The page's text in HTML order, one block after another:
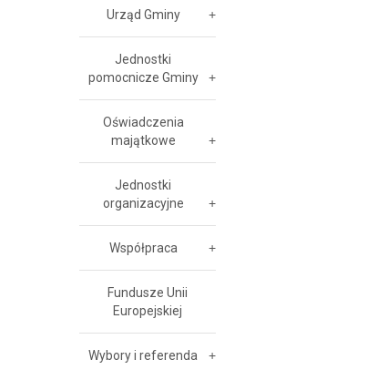
Urząd Gminy
Jednostki
pomocnicze Gminy
Oświadczenia
majątkowe
Jednostki
organizacyjne
Współpraca
Fundusze Unii
Europejskiej
Wybory i referenda